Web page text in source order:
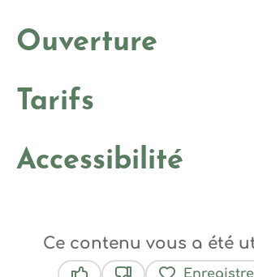
Ouverture
Tarifs
Accessibilité
Ce contenu vous a été